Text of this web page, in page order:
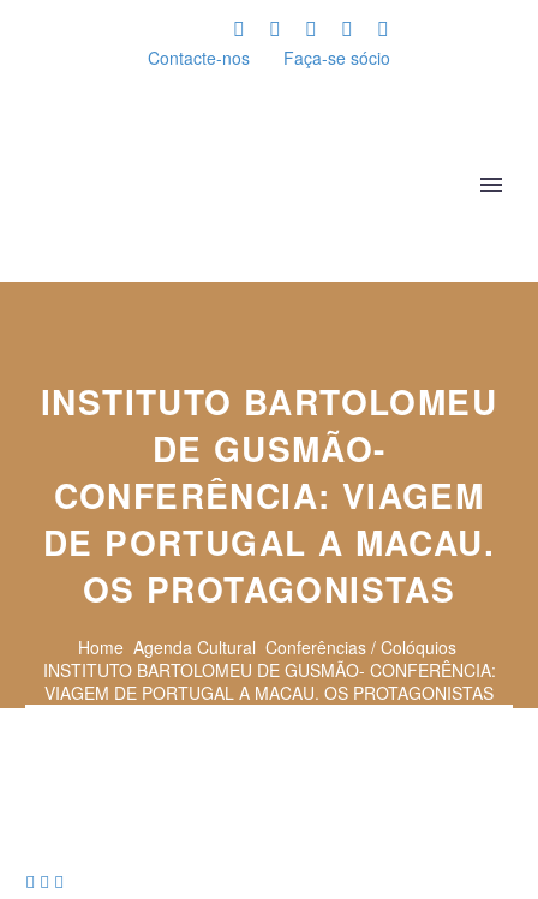
Contacte-nos Faça-se sócio
INSTITUTO BARTOLOMEU
DE GUSMÃO-
CONFERÊNCIA: VIAGEM
DE PORTUGAL A MACAU.
OS PROTAGONISTAS
Home Agenda Cultural Conferências / Colóquios
INSTITUTO BARTOLOMEU DE GUSMÃO- CONFERÊNCIA:
VIAGEM DE PORTUGAL A MACAU. OS PROTAGONISTAS
  